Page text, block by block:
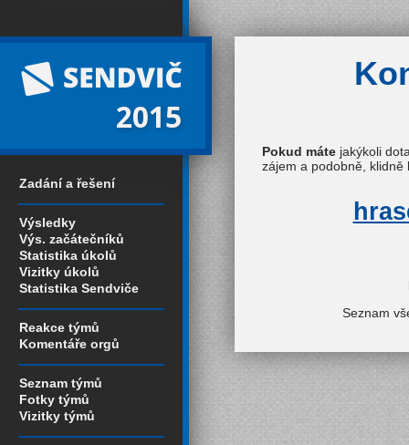
2015
Zadání a řešení
Výsledky
Výs. začátečníků
Statistika úkolů
Vizitky úkolů
Statistika Sendviče
Reakce týmů
Komentáře orgů
Seznam týmů
Fotky týmů
Vizitky týmů
Pokud máte jakýkoli
zájem a podobně,
Seznam